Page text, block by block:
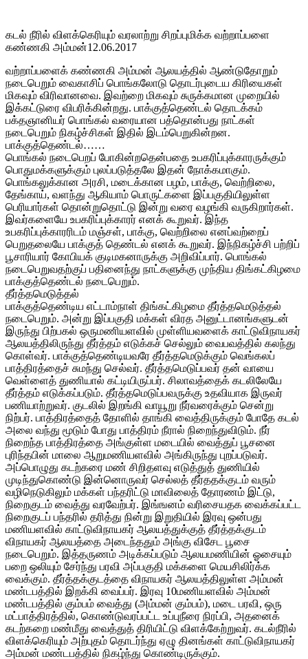
கடல் நீரில் விளக்கெரியும் வரலாற்று சிறப்புமிக்க வற்றாப்பளை
கண்ணகி அம்மன்12.06.2017
வற்றாப்பளைக் கண்ணகி அம்மன் ஆலயத்தில் ஆண்டுதோறும்
நடைபெறும் வைகாசிப் பொங்கலோடு தொடர்புடைய கிரியைகள்
மிகவும் விரிவானவை. இவற்றை மிகவும் சுருக்கமான முறையில்
இக்கட்டுரை விபரிக்கின்றது. பாக்குத்தெண்டல் தொடக்கம்
பக்தஞானியர் பொங்கல் வரையான பத்தொன்பது நாட்கள்
நடைபெறும் நிகழ்ச்சிகள் இதில் இடம்பெறுகின்றன.
பாக்குத்தெண்டல்……
பொங்கல் நடைபெறப் போகின்றதென்பதை உபகரிப்புக்காரருக்கும்
பொதுமக்களுக்கும் புலப்படுத்தலே இதன் நோக்கமாகும்.
பொங்கலுக்கான அரசி, மடைக்கான பழம், பாக்கு, வெற்றிலை,
தேங்காய், வளந்து ஆகியாம் பொருட்களை இப்பகுதியிலுள்ள
பெரியார்கள் தொன்றுதொட்டு இன்று வரை வழங்கி வருகிறார்கள்.
இவர்களையே உபகரிப்புக்காரர் எனக் கூறுவர். இந்த
உபகரிப்புக்காரரிடம் மஞ்சள், பாக்கு, வெற்றிலை எனப்வற்றைப்
பெறுதலையே பாக்குத் தெண்டல் எனக் கூறுவர். இந்நிகழ்ச்சி பற்றிப்
பூசாரியார் கோபியக் குடிமகனாருக்கு அறிவிப்பார். பொங்கல்
நடைபெறுவதற்குப் பதினைந்து நாட்களுக்கு முந்திய திங்கட்கிழமை
பாக்குத்தெண்டல் நடைபெறும்.
தீர்த்தமெடுத்தல்
பாக்குத்தெண்டிய எட்டாம்நாள் திங்கட்கிழமை தீர்த்தமெடுத்தல்
நடைபெறும். அன்று இப்பகுதி மக்கள் விரத அனுட்டானங்களுடன்
இருந்து பிற்பகல் ஒருமணியளவில் முள்ளியவளைக் காட்டுவிநாயகர்
ஆலயத்திலிருந்து தீர்த்தம் எடுக்கச் செல்லும் வைபவத்தில் கலந்து
கொள்வர். பாக்குத்தெண்டியவரே தீர்த்தமெடுக்கும் வெங்கலப்
பாத்திரத்தைச் சுமந்து செல்வர். தீர்த்தமெடுப்பவர் தன் வாயை
வெள்ளைத் துணியால் கட்டியிருப்பர். சிலாவத்தைக் கடலிலேயே
தீர்த்தம் எடுக்கப்படும். தீர்த்தமெடுப்பவருக்கு உதவியாக இருவர்
பணியாற்றுவர். குடலில் இறங்கி வாயூறு நீர்வரைக்கும் சென்று
நிற்பர். பாத்திரத்தைத் தோளில் தாங்கி வைத்திருக்கும் போதே கடல்
அலை வந்து மூடும் போது பாத்திரம் நீரால் நிறைந்துவிடும். நீர்
நிறைந்த பாத்திரத்தை அங்குள்ள மடையில் வைத்துப் பூசனை
புரிந்தபின் மாலை ஆறுமணியளவில் அங்கிருந்து புறப்படுவர்.
அப்பொழுது கடற்கரை மண் சிறிதளவு எடுத்துத் துணியில்
முடிந்துகொண்டு இன்னொருவர் செல்லத் தீர்ததக்குடம் வரும்
வழிநெடுகிலும் மக்கள் பந்தரிட்டு மாவிலைத் தோரணம் இட்டு,
நிறைகுடம் வைத்து வரவேற்பர். இங்ஙனம் வரிசையதக வைக்கப்பட்ட
நிறைகுடப் பந்தரில் தரித்து நின்று இறுதியில் இரவு ஒன்பது
மணியளவில் காட்டுவிநாயகர் ஆலயத்துக்குத் தீர்த்தக்குடம்
விநாயகர் ஆலயத்தை அடைந்ததும் அங்கு விசேட பூசை
நடைபெறும். இத்தருணம் அடிக்கப்படும் ஆலயமணியின் ஓசையும்
பறை ஒலியும் சேர்ந்து பரவி அப்பகுதி மக்களை மெயசிலிர்க்க
வைக்கும். தீர்த்தக்குடத்தை விநாயகர் ஆலயத்திலுள்ள அம்மன்
மண்டபத்தில் இறக்கி வைப்பர். இரவு 10மணியளவில் அம்மன்
மண்டபத்தில் கும்பம் வைத்து (அம்மன் கும்பம்), மடை பரவி, ஒரு
மட்பாத்திரத்தில், கொண்டுவரப்பட்ட உப்புநீரை நிரப்பி, அதனைக்
கடற்கறை மண்மீது வைத்துத் திரியிட்டு விளக்கேற்றுவர். கடல்நீரில்
விளக்கெரியும் அற்புதம் தொடர்ந்து ஏழு தினங்கள் காட்டுவிநாயகர்
அம்மன் மண்டபத்தில் நிகழ்ந்து கொண்டிருக்கும்.